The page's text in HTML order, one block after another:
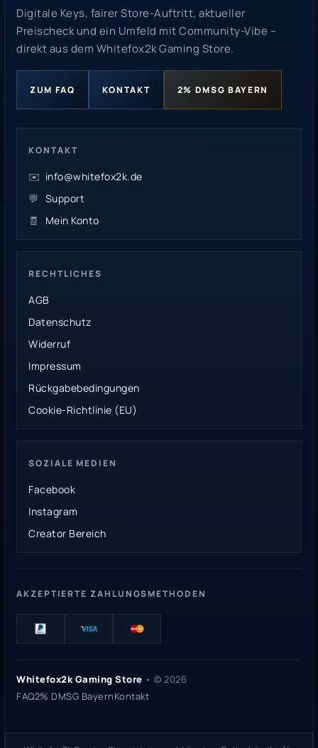
Digitale Keys, fairer Store-Auftritt, aktueller
Preischeck und ein Umfeld mit Community-Vibe –
direkt aus dem Whitefox2k Gaming Store.
ZUM FAQ KONTAKT 2% DMSG BAYERN
KONTAKT
✉️ info@whitefox2k.de
💬 Support
🧾
Mein Konto
RECHTLICHES
AGB
Datenschutz
Widerruf
Impressum
Rückgabebedingungen
Cookie-Richtlinie (EU)
SOZIALE MEDIEN
Facebook
Instagram
Creator Bereich
AKZEPTIERTE ZAHLUNGSMETHODEN
Whitefox2k Gaming Store • © 2026
FAQ2% DMSG BayernKontakt